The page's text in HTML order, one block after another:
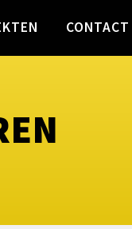
CONTACT